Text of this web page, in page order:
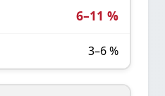
6–11 %
3–6 %